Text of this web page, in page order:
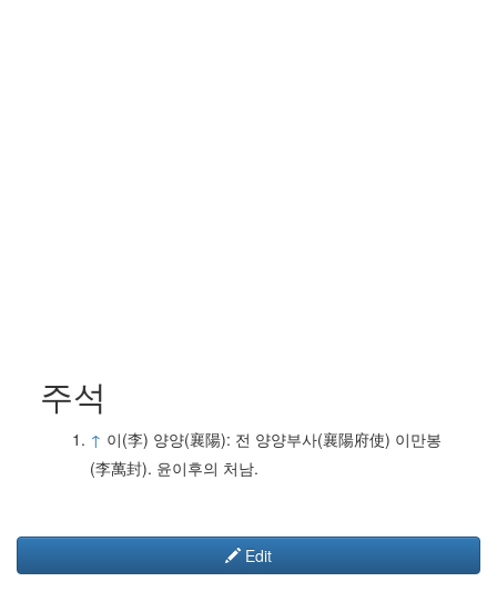
주석
↑ 이(李) 양양(襄陽): 전 양양부사(襄陽府使) 이만봉
(李萬封). 윤이후의 처남.
Edit